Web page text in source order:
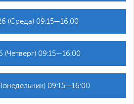
(Среда) 09:15—16:00
(Четверг) 09:15—16:00
09:15—16:00